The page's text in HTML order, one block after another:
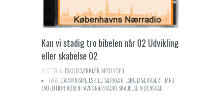
Kan vi stadig tro bibelen når 02 Udvikling
eller skabelse 02
POSTED IN:ESKILD SÆRKJÆR MP3 LYDFIL
TAGS:DARWINISME ESKILD SÆRKJÆR ESKILD SÆRKJÆR – MP3
EVOLUTION KØBENHAVNS NÆRRADIO SKABELSEVIDENSKAB